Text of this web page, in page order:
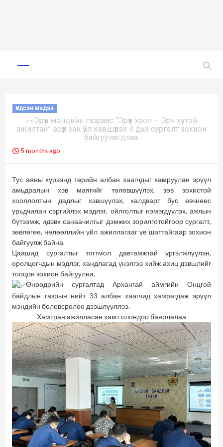
Primary
Үндсэн мэдээ
🥗Эрүүл мэндийн газраас “Эрүүл хоол – Эрч хүчтэй
ажилтан” эрүүл зан үйл хэвшүүлэх 4 дөх сургалт зохион
байгуулагдлаа.
5 months ago
Тус аяны хүрээнд төрийн албан хаагчдыг хамруулан эрүүл
амьдралын хэв маягийг төлөвшүүлэх, зөв зохистой
хооллолтын дадлыг хэвшүүлэх, халдварт бус өвчнөөс
урьдчилан сэргийлэх мэдлэг, ойлголтыг нэмэгдүүлэх, ажлын
бүтээмж, идэвх санаачилгыг дэмжих зорилготойгоор сургалт,
зөвлөгөө, нөлөөллийн үйл ажиллагааг үе шаттайгаар зохион
байгуулж байна.
Цаашид сургалтыг тогтмол давтамжтай үргэлжлүүлэн,
оролцогчдын мэдлэг, хандлагад үнэлгээ хийж ахиц дэвшлийг
тооцон зохион байгуулна.
Өнөөдрийн сургалтад Архангай аймгийн Онцгой
байдлын газрын нийт 33 албан хаагчид хамрагдаж эрүүл
мэндийн боловсролоо дээшлүүллээ.
Хамтран ажилласан хамт олондоо баярлалаа